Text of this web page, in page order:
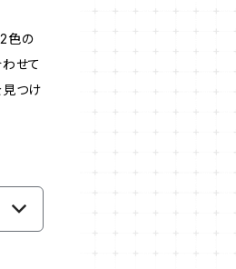
色の
せて
見つけ